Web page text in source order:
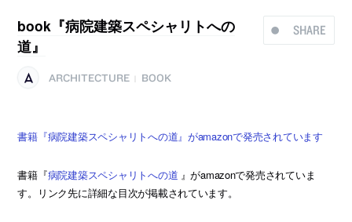
SHARE
book『病院建築スペシャリトへの
道』
ARCHITECTURE BOOK
書籍『病院建築スペシャリトへの道』がamazonで発売されています
書籍『病院建築スペシャリトへの道 』がamazonで発売されていま
す。リンク先に詳細な目次が掲載されています。